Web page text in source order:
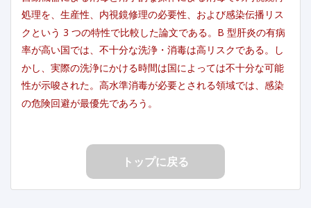
処理を、生産性、内視鏡修理の必要性、および感染伝播リス
クという 3 つの特性で比較した論文である。B 型肝炎の有病
率が高い国では、不十分な洗浄・消毒は高リスクである。し
かし、実際の洗浄にかける時間は国によっては不十分な可能
性が示唆された。高水準消毒が必要とされる領域では、感染
の危険回避が最優先であろう。
トップに戻る